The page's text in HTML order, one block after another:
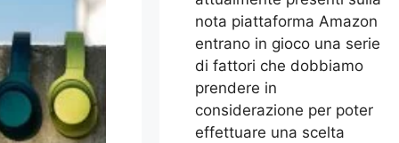
nota piattaforma Amazon
entrano in gioco una serie
di fattori che dobbiamo
prendere in
considerazione per poter
effettuare una scelta